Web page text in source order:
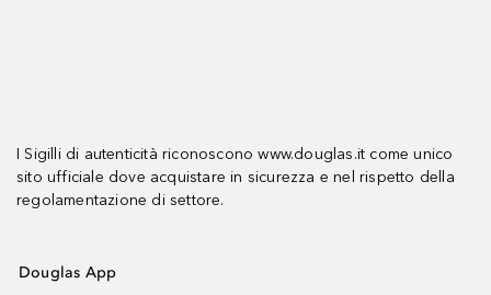
I Sigilli di autenticità riconoscono www.douglas.it come unico
sito ufficiale dove acquistare in sicurezza e nel rispetto della
regolamentazione di settore.
Douglas App